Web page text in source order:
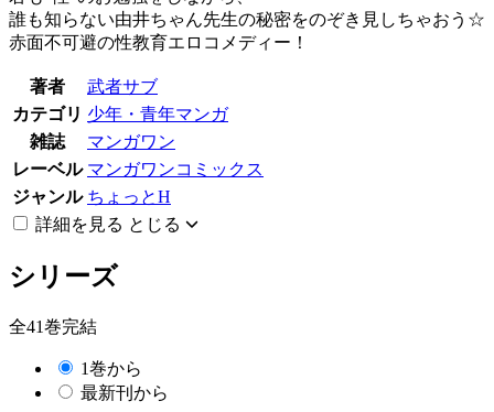
誰も知らない由井ちゃん先生の秘密をのぞき見しちゃおう☆
赤面不可避の性教育エロコメディー！
著者
武者サブ
カテゴリ 少年・青年マンガ
雑誌
マンガワン
レーベル マンガワンコミックス
ジャンル ちょっとH
詳細を見る とじる
シリーズ
全41巻完結
1巻から
最新刊から